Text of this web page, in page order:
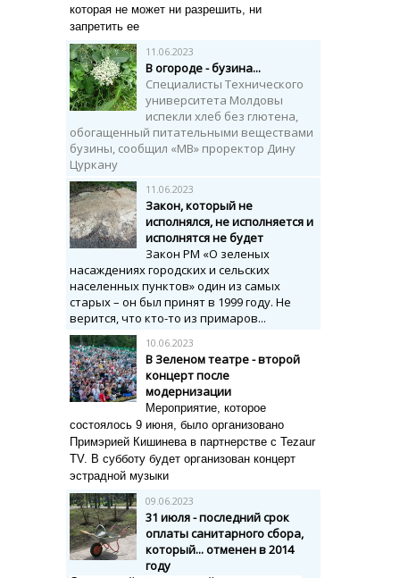
которая не может ни разрешить, ни
запретить ее
11.06.2023
В огороде - бузина...
Специалисты Технического
университета Молдовы
испекли хлеб без глютена,
обогащенный питательными веществами
бузины, сообщил «МВ» проректор Дину
Цуркану
11.06.2023
Закон, который не
исполнялся, не исполняется и
исполнятся не будет
Закон РМ «О зеленых
насаждениях городских и сельских
населенных пунктов» один из самых
старых – он был принят в 1999 году. Не
верится, что кто-то из примаров...
10.06.2023
В Зеленом театре - второй
концерт после
модернизации
Мероприятие, которое
состоялось 9 июня, было организовано
Примэрией Кишинева в партнерстве с Tezaur
TV. В субботу будет организован концерт
эстрадной музыки
09.06.2023
31 июля - последний срок
оплаты санитарного сбора,
который... отменен в 2014
году